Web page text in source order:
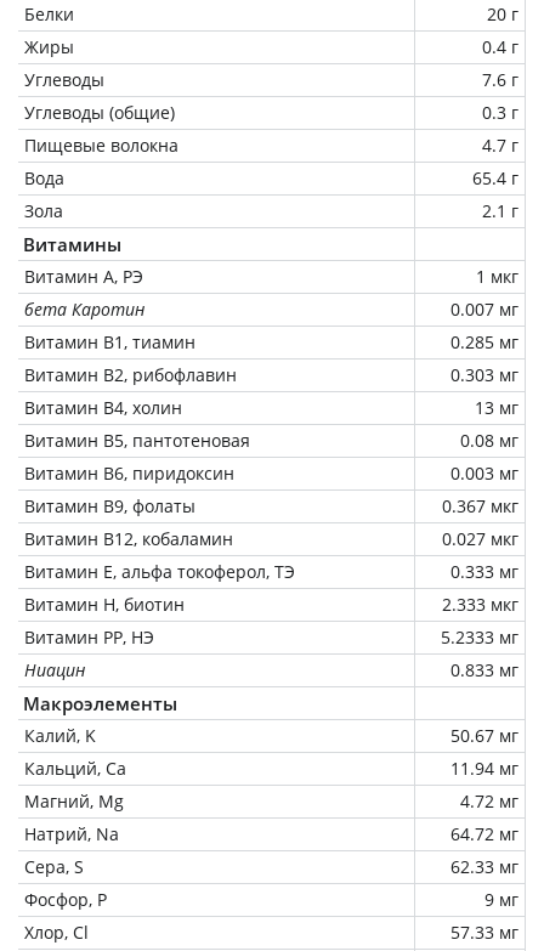
Белки
20 г
Жиры
0.4 г
Углеводы
7.6 г
Углеводы (общие)
0.3 г
Пищевые волокна
4.7 г
Вода
65.4 г
Зола
2.1 г
Витамины
Витамин А, РЭ
1 мкг
бета Каротин
0.007 мг
Витамин В1, тиамин
0.285 мг
Витамин В2, рибофлавин
0.303 мг
Витамин В4, холин
13 мг
Витамин В5, пантотеновая
0.08 мг
Витамин В6, пиридоксин
0.003 мг
Витамин В9, фолаты
0.367 мкг
Витамин В12, кобаламин
0.027 мкг
Витамин Е, альфа токоферол, ТЭ
0.333 мг
Витамин Н, биотин
2.333 мкг
Витамин РР, НЭ
5.2333 мг
Ниацин
0.833 мг
Макроэлементы
Калий, K
50.67 мг
Кальций, Ca
11.94 мг
Магний, Mg
4.72 мг
Натрий, Na
64.72 мг
Сера, S
62.33 мг
Фосфор, P
9 мг
Хлор, Cl
57.33 мг